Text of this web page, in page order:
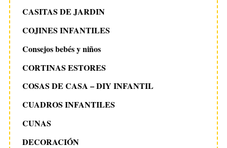
CASITAS DE JARDIN
COJINES INFANTILES
Consejos bebés y niños
CORTINAS ESTORES
COSAS DE CASA – DIY INFANTIL
CUADROS INFANTILES
CUNAS
DECORACIÓN